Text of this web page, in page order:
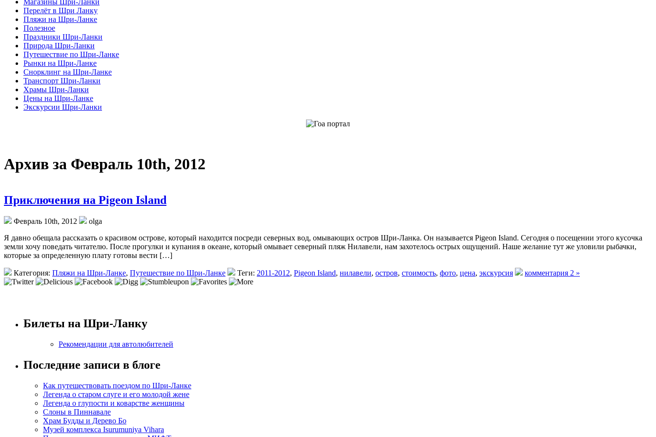
Перелёт в Шри Ланку
Пляжи на Шри-Ланке
Полезное
Праздники Шри-Ланки
Природа Шри-Ланки
Путешествие по Шри-Ланке
Рынки на Шри-Ланке
Снорклинг на Шри-Ланке
Транспорт Шри-Ланки
Храмы Шри-Ланки
Цены на Шри-Ланке
Экскурсии Шри-Ланки
Архив за Февраль 10th, 2012
Приключения на Pigeon Island
Февраль 10th, 2012
olga
Я давно обещала рассказать о красивом острове, который находится посреди северных вод, омывающих остров Шри-Ланка. Он называется Pigeon Island. Сегодня о посещении этого кусочка
земли хочу поведать читателю. После прогулки и купания в океане, который омывает северный пляж Нилавели, нам захотелось острых ощущений. Наше желание тут же уловили рыбачки,
которые за определенную плату готовы вести […]
Категория: Пляжи на Шри-Ланке, Путешествие по Шри-Ланке Теги: 2011-2012, Pigeon Island, нилавели, остров, стоимость, фото, цена, экскурсия комментария 2 »
Билеты на Шри-Ланку
Рекомендации для автолюбителей
Последние записи в блоге
Как путешествовать поездом по Шри-Ланке
Легенда о старом слуге и его молодой жене
Легенда о глупости и коварстве женщины
Слоны в Пиннавале
Храм Будды и Дерево Бо
Музей комплекса Isurumuniya Vihara